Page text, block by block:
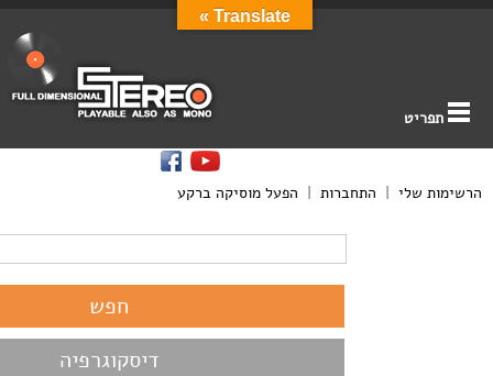
תפריט
הרשימות שלי | התחברות | הפעל מוסיקה ברקע
דיסקוגרפיה
Translate »